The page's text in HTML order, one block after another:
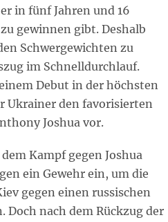
in fünf Jahren und 16
gewinnen gibt. Deshalb
Schwergewichten zu
im Schnelldurchlauf.
Debut in der höchsten
Ukrainer den favorisierten
Joshua vor.
Kampf gegen Joshua
ein Gewehr ein, um die
gegen einen russischen
Doch nach dem Rückzug der